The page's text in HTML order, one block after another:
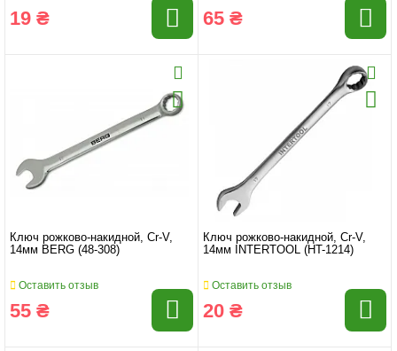
19 ₴ 65 ₴
Ключ рожково-накидной, Cr-V,
14мм BERG (48-308)
Оставить отзыв
55 ₴
Ключ рожково-накидной, Cr-V,
14мм INTERTOOL (HT-1214)
Оставить отзыв
20 ₴